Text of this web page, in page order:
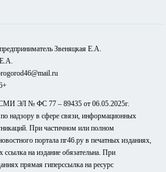
Звеняцкая Е.А.
СМИ ЭЛ № ФС 77 – 89435 от 06.05.2025г.
надзору в сфере связи, информационных
При частичном или полном
портала пг46.ру в печатных изданиях,
ссылка на издание обязательна. При
прямая гиперссылка на ресурс